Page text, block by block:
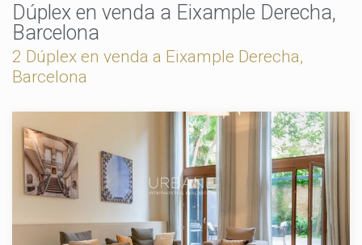
Dúplex en venda a Eixample Derecha,
Barcelona
2 Dúplex en venda a Eixample Derecha,
Barcelona